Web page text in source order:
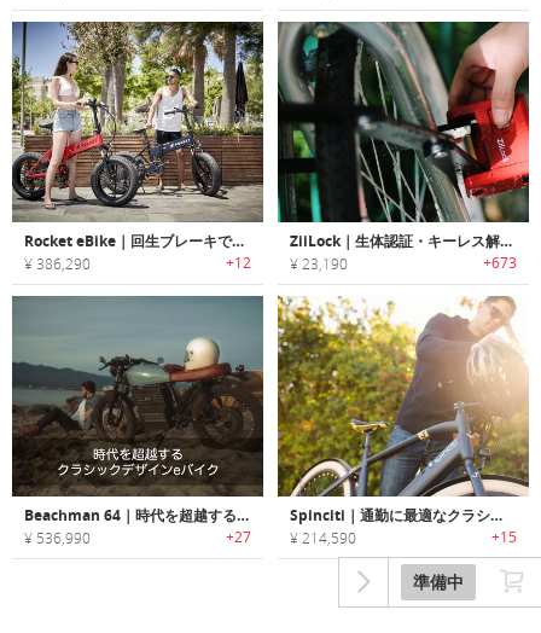
準備中
Rocket eBike｜回生ブレーキで最大160km走行可能な折りたたみeバイク「ロケット」
¥ 386,290 +12
ZiiLock｜生体認証・キーレス解錠可能な折りたたみ式バイクロック「ジーロック」
¥ 23,190 +673
Beachman 64｜時代を超越するクラシックデザインeバイク「ビーチマン64」
¥ 536,990 +27
Spinciti｜通勤に最適なクラシックスタイルパワフルパフォーマンスＥバイク「スピンシティ」
¥ 214,590 +15